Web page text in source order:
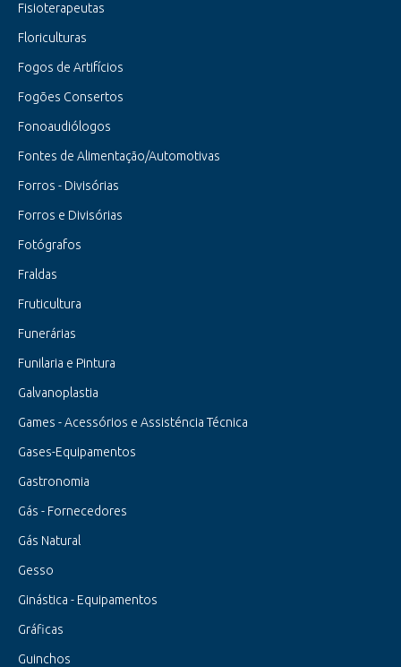
Fisioterapeutas
Floriculturas
Fogos de Artifícios
Fogões Consertos
Fonoaudiólogos
Fontes de Alimentação/Automotivas
Forros - Divisórias
Forros e Divisórias
Fotógrafos
Fraldas
Fruticultura
Funerárias
Funilaria e Pintura
Galvanoplastia
Games - Acessórios e Assisténcia Técnica
Gases-Equipamentos
Gastronomia
Gás - Fornecedores
Gás Natural
Gesso
Ginástica - Equipamentos
Gráficas
Guinchos